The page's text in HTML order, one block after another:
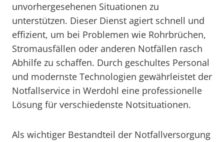
unvorhergesehenen Situationen zu
unterstützen. Dieser Dienst agiert schnell und
effizient, um bei Problemen wie Rohrbrüchen,
Stromausfällen oder anderen Notfällen rasch
Abhilfe zu schaffen. Durch geschultes Personal
und modernste Technologien gewährleistet der
Notfallservice in Werdohl eine professionelle
Lösung für verschiedenste Notsituationen.
Als wichtiger Bestandteil der Notfallversorgung